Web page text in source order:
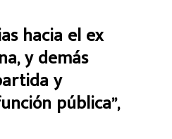
hacia el ex
y demás
y
pública”,